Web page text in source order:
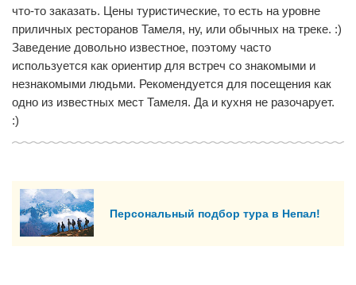
что-то заказать. Цены туристические, то есть на уровне
приличных ресторанов Тамеля, ну, или обычных на треке. :)
Заведение довольно известное, поэтому часто
используется как ориентир для встреч со знакомыми и
незнакомыми людьми. Рекомендуется для посещения как
одно из известных мест Тамеля. Да и кухня не разочарует.
:)
Персональный подбор тура в Непал!